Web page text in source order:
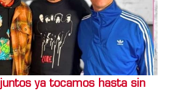
ya tocamos hasta sin